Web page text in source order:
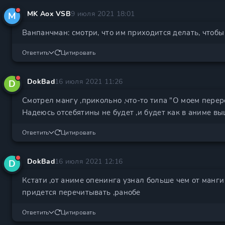
M MK Aox VSB9 июля 2021 18:01
Ванпанчман: смотри, что им приходится делать,
Ответить Цитировать
D DokBad16 июля 2021 11:26
Смотрел мангу ,прикольно ,что-то типа "О моем
Надеюсь отсебятины не будет ,и будет как в аниме
Ответить Цитировать
D DokBad16 июля 2021 12:16
Кстати ,от аниме опенинга узнал больше чем от манги
придется перечитывать ,ранобе
Ответить Цитировать